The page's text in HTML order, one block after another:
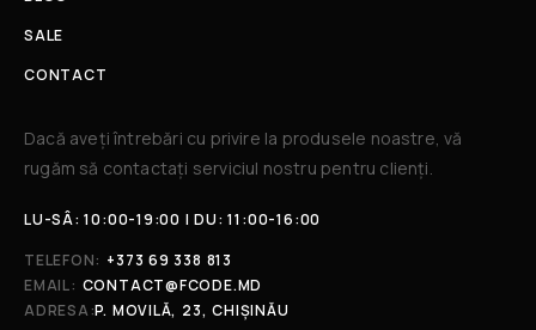
SALE
CONTACT
Dacă aveți întrebări cu privire la produsele noastre, vă
rugăm să contactați serviciul nostru pentru clienți.​
LU-SÂ: 10:00-19:00 | DU: 11:00-16:00
TELEFON: +373 69 338 813
EMAIL: CONTACT@FCODE.MD
ADRESA:P. MOVILĂ, 23, CHIȘINĂU